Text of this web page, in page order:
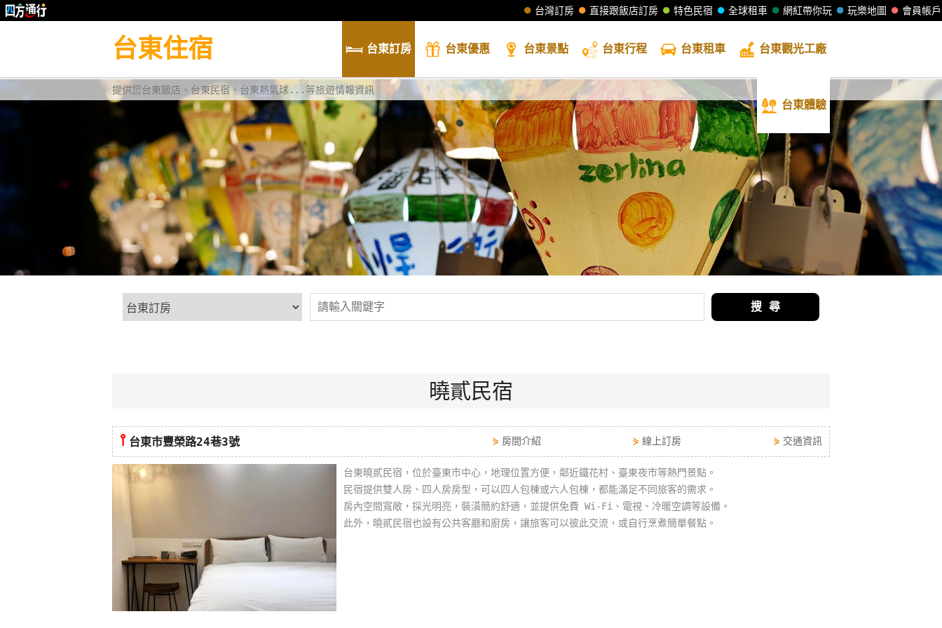
會員帳戶
玩樂地圖
網紅帶你玩
全球租車
特色民宿
直接跟飯店訂房
台灣訂房
台東住宿 台東訂房 台東優惠 台東景點 台東行程 台東租車 台東觀光工廠
台東體驗
提供您台東飯店、台東民宿、台東熱氣球...等旅遊情報資訊
搜 尋
曉貳民宿
⫯ 台東市豐榮路24巷3號 ⋟ 房間介紹 ⋟ 線上訂房 ⋟ 交通資訊
台東曉貳民宿，位於臺東市中心，地理位置方便，鄰近鐵花村、臺東夜市等熱門景點。
民宿提供雙人房、四人房房型，可以四人包棟或六人包棟，都能滿足不同旅客的需求。
房內空間寬敞，採光明亮，裝潢簡約舒適，並提供免費 Wi-Fi、電視、冷暖空調等設備。
此外，曉貳民宿也設有公共客廳和廚房，讓旅客可以彼此交流，或自行烹煮簡單餐點。